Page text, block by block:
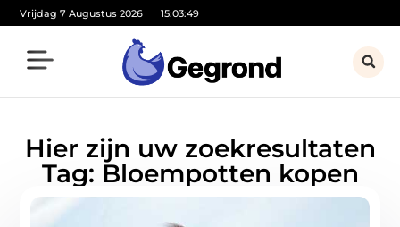
Vrijdag 7 Augustus 2026 15:03:49
Hier zijn uw zoekresultaten
Tag: Bloempotten kopen